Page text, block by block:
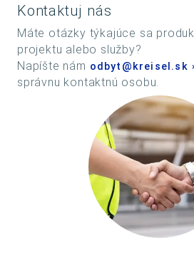
Kontaktuj nás
Máte otázky týkajúce sa
projektu alebo služby?
Napíšte nám odbyt@kreisel.sk
správnu kontaktnú osobu.